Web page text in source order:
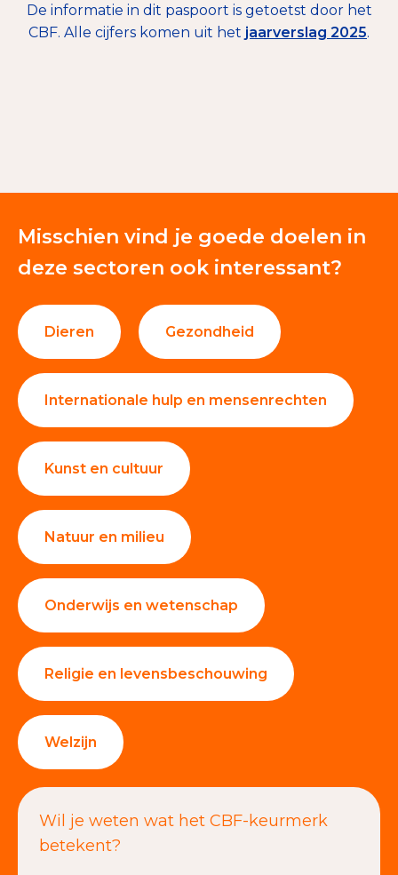
De informatie in dit paspoort is getoetst door het
CBF. Alle cijfers komen uit het jaarverslag 2025.
Misschien vind je goede doelen in
deze sectoren ook interessant?
Dieren Gezondheid
Internationale hulp en mensenrechten
Kunst en cultuur
Natuur en milieu
Onderwijs en wetenschap
Religie en levensbeschouwing
Welzijn
Wil je weten wat het CBF-keurmerk
betekent?